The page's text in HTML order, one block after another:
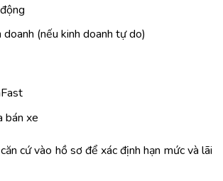
doanh (nếu kinh doanh tự do)
bán xe
cứ vào hồ sơ để xác định hạn mức và lãi